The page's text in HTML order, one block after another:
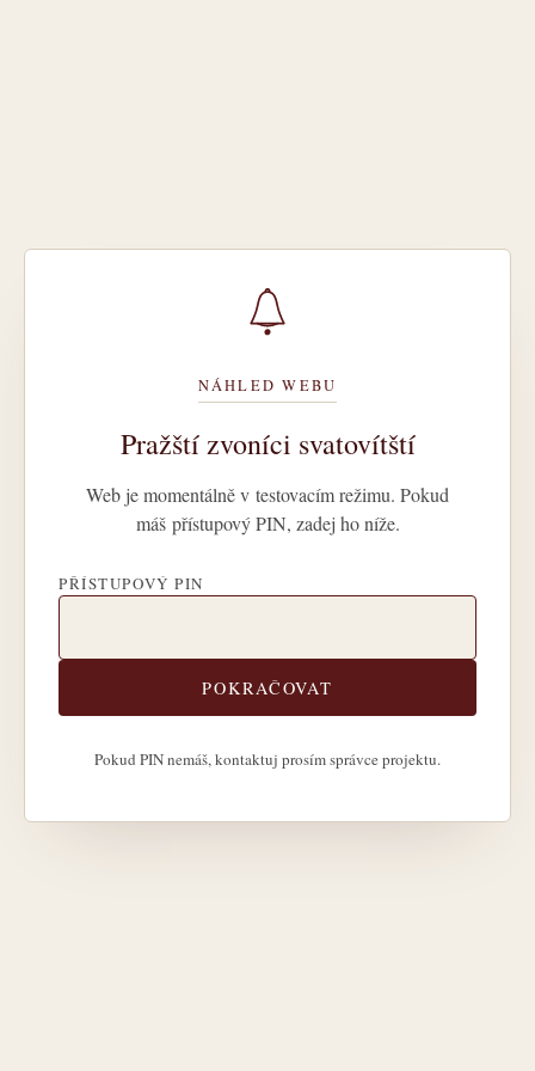
NÁHLED WEBU
Pražští zvoníci svatovítští
Web je momentálně v testovacím režimu. Pokud
máš přístupový PIN, zadej ho níže.
PŘÍSTUPOVÝ PIN
POKRAČOVAT
Pokud PIN nemáš, kontaktuj prosím správce projektu.